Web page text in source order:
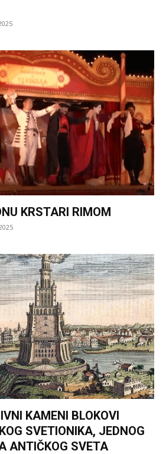
KRSTARI RIMOM
KAMENI BLOKOVI
SVETIONIKA, JEDNOG
ANTIČKOG SVETA